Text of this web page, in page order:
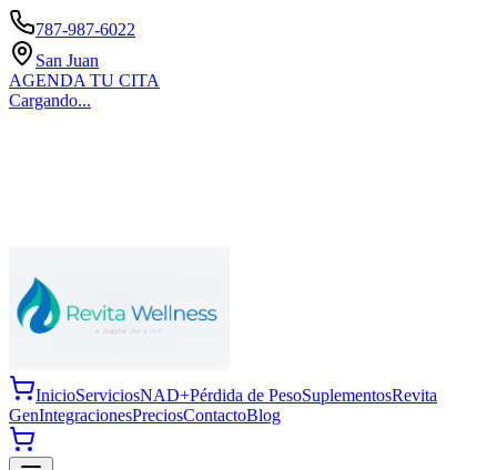
787-987-6022
San Juan
AGENDA TU CITA
Cargando...
InicioServiciosNAD+Pérdida de PesoSuplementosRevita
GenIntegracionesPreciosContactoBlog